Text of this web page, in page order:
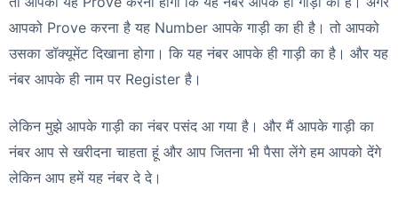
आपको Prove करना है यह Number आपके गाड़ी का ही है। तो आपको
उसका डॉक्यूमेंट दिखाना होगा। कि यह नंबर आपके ही गाड़ी का है। और यह
नंबर आपके ही नाम पर Register है।
लेकिन मुझे आपके गाड़ी का नंबर पसंद आ गया है। और मैं आपके गाड़ी का
नंबर आप से खरीदना चाहता हूं और आप जितना भी पैसा लेंगे हम आपको देंगे
लेकिन आप हमें यह नंबर दे दे।